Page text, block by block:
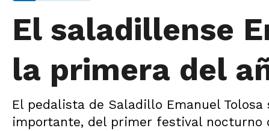
El saladillense
la primera del
El pedalista de Saladillo Emanuel
importante, del primer festival nocturno